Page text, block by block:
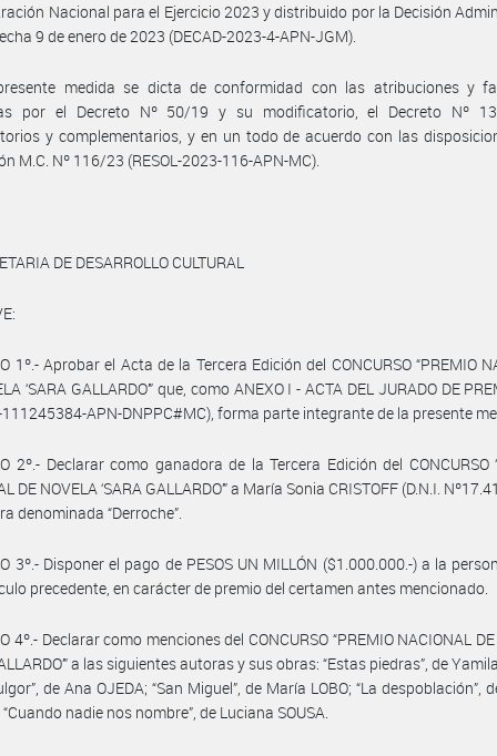
Nacional para el Ejercicio 2023 y distribuido por la Decisión
9 de enero de 2023 (DECAD-2023-4-APN-JGM).
medida se dicta de conformidad con las atribuciones y
por el Decreto Nº 50/19 y su modificatorio, el Decreto Nº
y complementarios, y en un todo de acuerdo con las
M.C. Nº 116/23 (RESOL-2023-116-APN-MC).
DE DESARROLLO CULTURAL
1º.- Aprobar el Acta de la Tercera Edición del CONCURSO “PREMIO
‘SARA GALLARDO’” que, como ANEXO I - ACTA DEL JURADO DE
APN-DNPPC#MC), forma parte integrante de la presente
2º.- Declarar como ganadora de la Tercera Edición del CONCURSO
DE NOVELA ‘SARA GALLARDO’” a María Sonia CRISTOFF (D.N.I.
denominada “Derroche”.
3º.- Disponer el pago de PESOS UN MILLÓN ($1.000.000.-) a la
precedente, en carácter de premio del certamen antes mencionado.
4º.- Declarar como menciones del CONCURSO “PREMIO NACIONAL
a las siguientes autoras y sus obras: “Estas piedras”, de
de Ana OJEDA; “San Miguel”, de María LOBO; “La despoblación”,
“Cuando nadie nos nombre”, de Luciana SOUSA.